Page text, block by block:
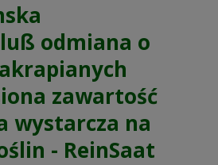
odmiana o
zawartość
wystarcza na
- ReinSaat